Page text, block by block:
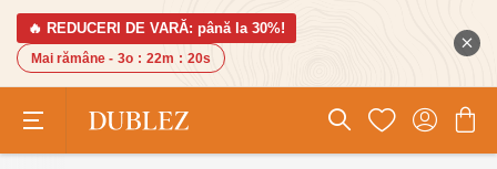
🔥 REDUCERI DE VARĂ: până la 30%!
Mai rămâne - 3o : 22m : 20s